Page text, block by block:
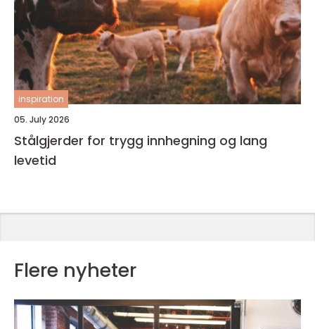
inspiration
05. July 2026
Stålgjerder for trygg innhegning og lang
levetid
Flere nyheter